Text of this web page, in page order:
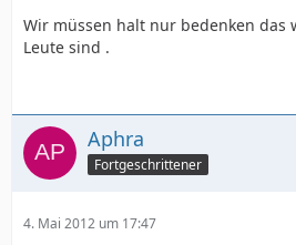
Wir müssen halt nur bedenken das
Leute sind .
Aphra
Fortgeschrittener
4. Mai 2012 um 17:47